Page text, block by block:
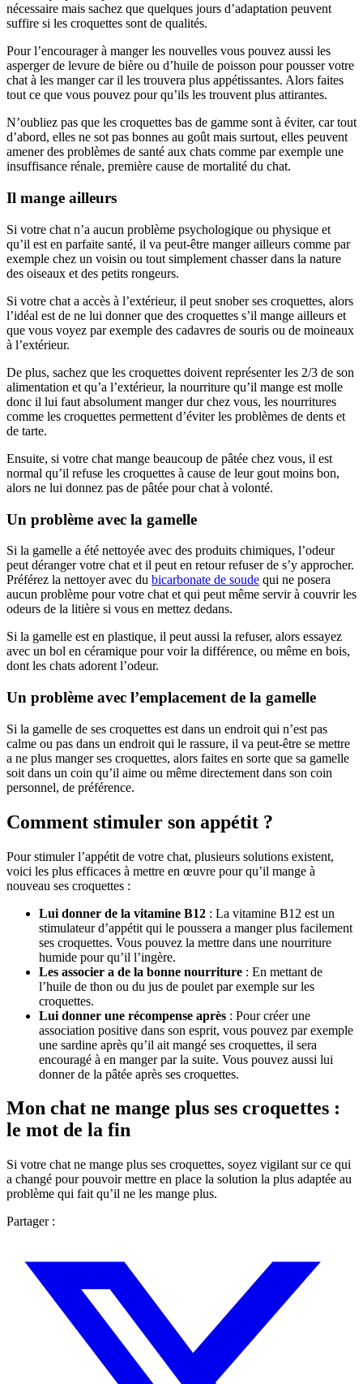
nécessaire mais sachez que quelques jours d’adaptation peuvent
suffire si les croquettes sont de qualités.
Pour l’encourager à manger les nouvelles vous pouvez aussi les
asperger de levure de bière ou d’huile de poisson pour pousser votre
chat à les manger car il les trouvera plus appétissantes. Alors faites
tout ce que vous pouvez pour qu’ils les trouvent plus attirantes.
N’oubliez pas que les croquettes bas de gamme sont à éviter, car tout
d’abord, elles ne sot pas bonnes au goût mais surtout, elles peuvent
amener des problèmes de santé aux chats comme par exemple une
insuffisance rénale, première cause de mortalité du chat.
Il mange ailleurs
Si votre chat n’a aucun problème psychologique ou physique et
qu’il est en parfaite santé, il va peut-être manger ailleurs comme par
exemple chez un voisin ou tout simplement chasser dans la nature
des oiseaux et des petits rongeurs.
Si votre chat a accès à l’extérieur, il peut snober ses croquettes, alors
l’idéal est de ne lui donner que des croquettes s’il mange ailleurs et
que vous voyez par exemple des cadavres de souris ou de moineaux
à l’extérieur.
De plus, sachez que les croquettes doivent représenter les 2/3 de son
alimentation et qu’a l’extérieur, la nourriture qu’il mange est molle
donc il lui faut absolument manger dur chez vous, les nourritures
comme les croquettes permettent d’éviter les problèmes de dents et
de tarte.
Ensuite, si votre chat mange beaucoup de pâtée chez vous, il est
normal qu’il refuse les croquettes à cause de leur gout moins bon,
alors ne lui donnez pas de pâtée pour chat à volonté.
Un problème avec la gamelle
Si la gamelle a été nettoyée avec des produits chimiques, l’odeur
peut déranger votre chat et il peut en retour refuser de s’y approcher.
Préférez la nettoyer avec du bicarbonate de soude qui ne posera
aucun problème pour votre chat et qui peut même servir à couvrir les
odeurs de la litière si vous en mettez dedans.
Si la gamelle est en plastique, il peut aussi la refuser, alors essayez
avec un bol en céramique pour voir la différence, ou même en bois,
dont les chats adorent l’odeur.
Un problème avec l’emplacement de la gamelle
Si la gamelle de ses croquettes est dans un endroit qui n’est pas
calme ou pas dans un endroit qui le rassure, il va peut-être se mettre
a ne plus manger ses croquettes, alors faites en sorte que sa gamelle
soit dans un coin qu’il aime ou même directement dans son coin
personnel, de préférence.
Comment stimuler son appétit ?
Pour stimuler l’appétit de votre chat, plusieurs solutions existent,
voici les plus efficaces à mettre en œuvre pour qu’il mange à
nouveau ses croquettes :
Lui donner de la vitamine B12 : La vitamine B12 est un
stimulateur d’appétit qui le poussera a manger plus facilement
ses croquettes. Vous pouvez la mettre dans une nourriture
humide pour qu’il l’ingère.
Les associer a de la bonne nourriture : En mettant de
l’huile de thon ou du jus de poulet par exemple sur les
croquettes.
Lui donner une récompense après : Pour créer une
association positive dans son esprit, vous pouvez par exemple
une sardine après qu’il ait mangé ses croquettes, il sera
encouragé à en manger par la suite. Vous pouvez aussi lui
donner de la pâtée après ses croquettes.
Mon chat ne mange plus ses croquettes :
le mot de la fin
Si votre chat ne mange plus ses croquettes, soyez vigilant sur ce qui
a changé pour pouvoir mettre en place la solution la plus adaptée au
problème qui fait qu’il ne les mange plus.
Partager :